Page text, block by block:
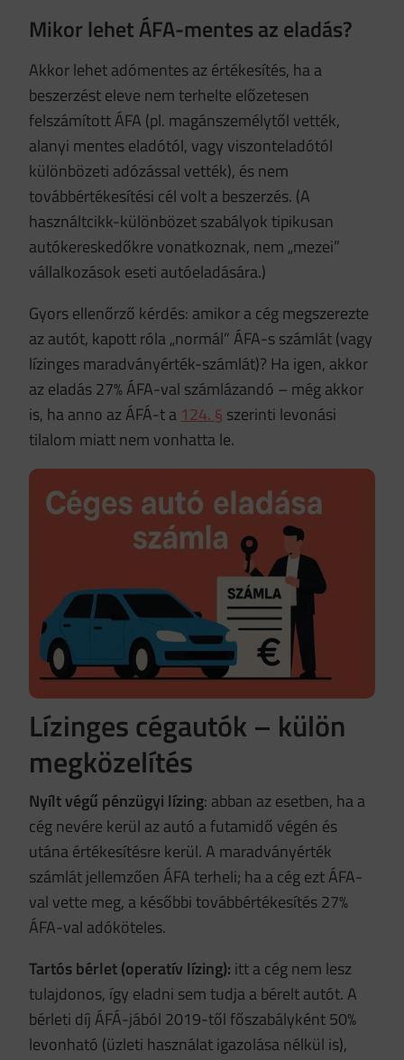
Mikor lehet ÁFA-mentes az eladás?
Akkor lehet adómentes az értékesítés, ha a
beszerzést eleve nem terhelte előzetesen
felszámított ÁFA (pl. magánszemélytől vették,
alanyi mentes eladótól, vagy viszonteladótól
különbözeti adózással vették), és nem
továbbértékesítési cél volt a beszerzés. (A
használtcikk-különbözet szabályok tipikusan
autókereskedőkre vonatkoznak, nem „mezei”
vállalkozások eseti autóeladására.)
Gyors ellenőrző kérdés: amikor a cég megszerezte
az autót, kapott róla „normál” ÁFA-s számlát (vagy
lízinges maradványérték-számlát)? Ha igen, akkor
az eladás 27% ÁFA-val számlázandó – még akkor
is, ha anno az ÁFÁ-t a 124. § szerinti levonási
tilalom miatt nem vonhatta le.
Lízinges cégautók – külön
megközelítés
Nyílt végű pénzügyi lízing: abban az esetben, ha a
cég nevére kerül az autó a futamidő végén és
utána értékesítésre kerül. A maradványérték
számlát jellemzően ÁFA terheli; ha a cég ezt ÁFA-
val vette meg, a későbbi továbbértékesítés 27%
ÁFA-val adóköteles.
Tartós bérlet (operatív lízing): itt a cég nem lesz
tulajdonos, így eladni sem tudja a bérelt autót. A
bérleti díj ÁFÁ-jából 2019-től főszabályként 50%
levonható (üzleti használat igazolása nélkül is),